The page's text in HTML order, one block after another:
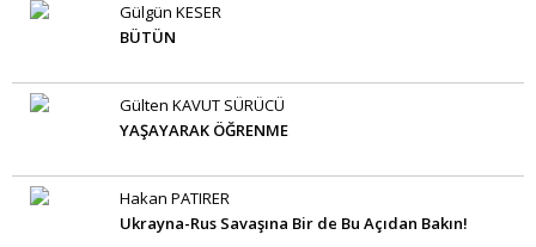
Gülgün KESER
BÜTÜN
Gülten KAVUT SÜRÜCÜ
YAŞAYARAK ÖĞRENME
Hakan PATIRER
Ukrayna-Rus Savaşına Bir de Bu Açıdan Bakın!